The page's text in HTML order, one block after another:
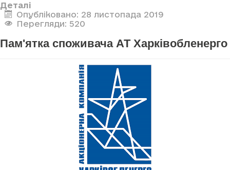
Деталі
Опубліковано: 28 листопада 2019
Перегляди: 520
Пам'ятка споживача АТ Харківобленерго